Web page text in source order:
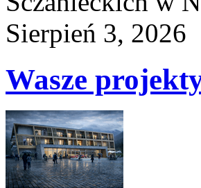
Sierpień 3, 2026
Wasze